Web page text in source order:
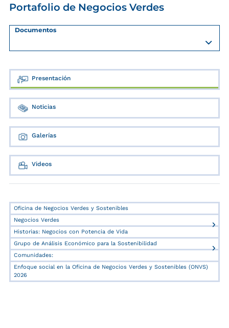
Portafolio de Negocios Verdes
Documentos
Presentación
Noticias
Galerías
Videos
Oficina de Negocios Verdes y Sostenibles
Negocios Verdes
Historias: Negocios con Potencia de Vida
Grupo de Análisis Económico para la Sostenibilidad
Comunidades:
Enfoque social en la Oficina de Negocios Verdes y Sostenibles (ONVS)
2026